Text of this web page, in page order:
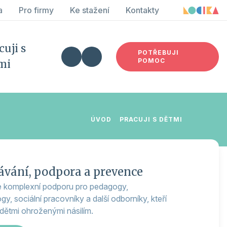
Pro firmy Ke stažení Kontakty
s
POTŘEBUJI
POMOC
ÚVOD PRACUJI S DĚTMI
podpora a prevence
komplexní podporu pro pedagogy,
sociální pracovníky a další odborníky, kteří
ohroženými násilím.